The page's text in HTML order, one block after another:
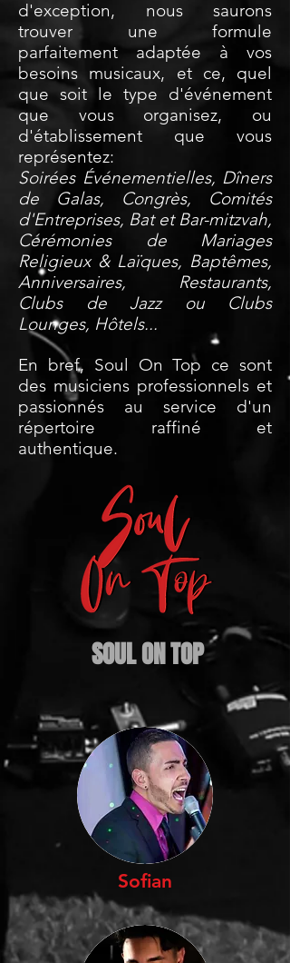
d'exception, nous saurons
trouver une formule
parfaitement adaptée à vos
besoins musicaux, et ce, quel
que soit le type d'événement
que vous organisez, ou
d'établissement que vous
représentez:
Soirées Événementielles, Dîners
de Galas, Congrès, Comités
d'Entreprises, Bat et Bar-mitzvah,
Cérémonies de Mariages
Religieux & Laïques, Baptêmes,
Anniversaires, Restaurants,
Clubs de Jazz ou Clubs
Lounges, Hôtels...
En bref, Soul On Top ce sont
des musiciens professionnels et
passionnés au service d'un
répertoire raffiné et
authentique.
SOUL ON TOP
Sofian